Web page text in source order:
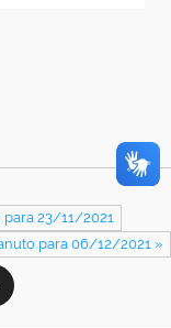
23/11/2021
para 06/12/2021 »